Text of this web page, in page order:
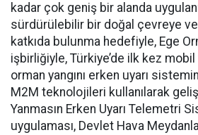
kadar çok geniş bir alanda
sürdürülebilir bir doğal çevreye
katkıda bulunma hedefiyle, Ege
işbirliğiyle, Türkiye’de ilk kez
orman yangını erken uyarı
M2M teknolojileri kullanılarak
Yanmasın Erken Uyarı Telemetri
uygulaması, Devlet Hava